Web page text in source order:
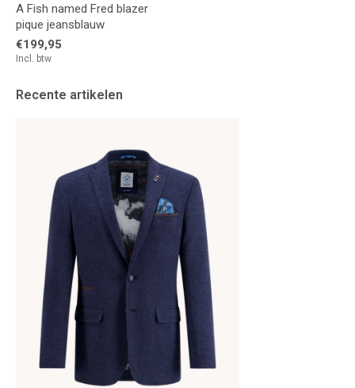
A Fish named Fred blazer
pique jeansblauw
€199,95
Incl. btw
Recente artikelen